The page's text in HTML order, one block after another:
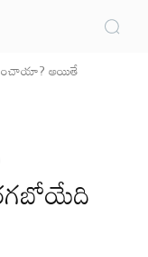
అయితే